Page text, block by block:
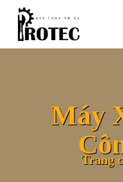
Máy
Trang